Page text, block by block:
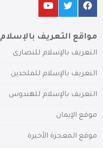
مواقع التعريف بالإسلام
التعريف بالإسلام للنصارى
التعريف بالإسلام للملحدين
التعريف بالإسلام للهندوس
موقع الإيمان
موقع المعجزة الأخيرة